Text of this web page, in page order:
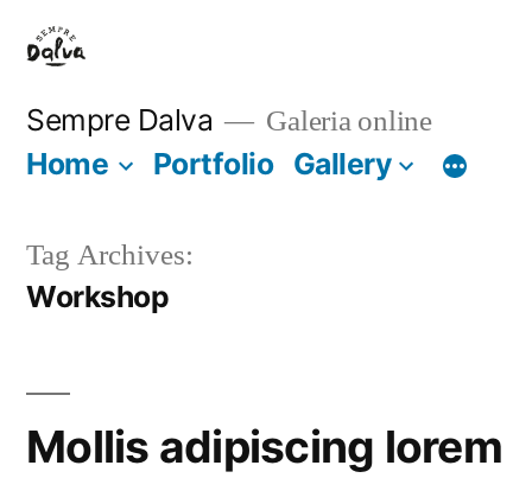
Saltar
para
conteúdo
Sempre Dalva Galeria online
Home Portfolio Gallery
Tag Archives:
Workshop
Mollis adipiscing lorem